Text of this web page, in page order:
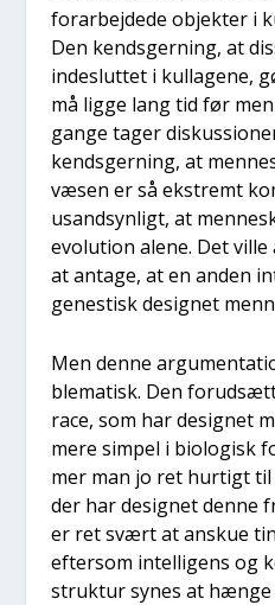
for­ar­bej­de­de objek­ter i
Den kends­ger­ning, at
inde­slut­tet i kul­la­ge­ne,
må lig­ge lang tid før
gan­ge tager
kends­ger­ning, at
væsen er så ekstremt
usand­syn­ligt, at
evo­lu­tion ale­ne. Det
at anta­ge, at en anden
gene­stisk desig­net
Men den­ne
ble­ma­tisk. Den
race, som har desig­net
mere sim­pel i bio­lo­gisk
mer man jo ret hur­tigt
der har desig­net den­ne
er ret svært at anskue
efter­som intel­li­gens og
struk­tur synes at hæn­ge